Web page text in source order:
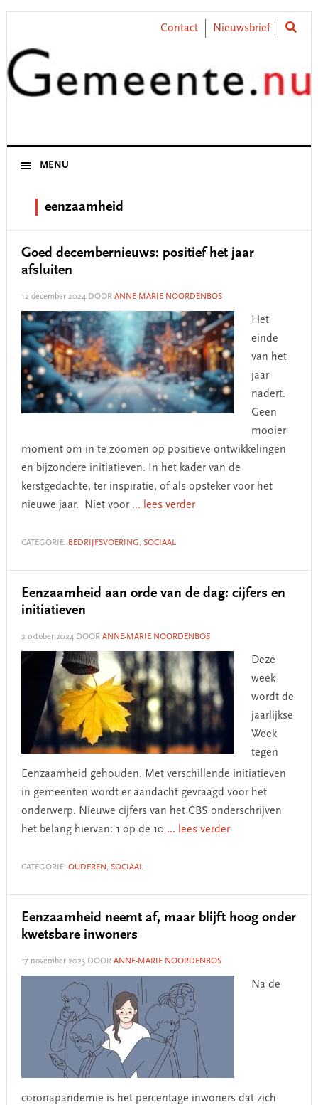
Skip
primary
navigation
Skip
content
Skip
primary
sidebar
Skip
footer
Contact Nieuwsbrief
MENU
eenzaamheid
Goed decembernieuws: positief het jaar
afsluiten
12 december 2024DOOR ANNE-MARIE NOORDENBOS
Het
einde
van het
jaar
nadert.
Geen
mooier
moment om in te zoomen op positieve ontwikkelingen
en bijzondere initiatieven. In het kader van de
kerstgedachte, ter inspiratie, of als opsteker voor het
nieuwe jaar. Niet voor ... lees verder
CATEGORIE: BEDRIJFSVOERING, SOCIAAL
Eenzaamheid aan orde van de dag: cijfers en
initiatieven
2 oktober 2024DOOR ANNE-MARIE NOORDENBOS
Deze
week
wordt de
jaarlijkse
Week
tegen
Eenzaamheid gehouden. Met verschillende initiatieven
in gemeenten wordt er aandacht gevraagd voor het
onderwerp. Nieuwe cijfers van het CBS onderschrijven
het belang hiervan: 1 op de 10 ... lees verder
CATEGORIE: OUDEREN , SOCIAAL
Eenzaamheid neemt af, maar blijft hoog onder
kwetsbare inwoners
17 november 2023DOOR ANNE-MARIE NOORDENBOS
Na de
coronapandemie is het percentage inwoners dat zich